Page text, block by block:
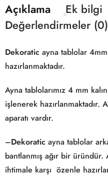
Açıklama
Ek bilgi
Değerlendirmeler (0)
Dekoratic ayna tablolar
hazırlanmaktadır.
Ayna tablolarımız 4 mm
işlenerek hazırlanmaktadır.
aparatı vardır.
–Dekoratic ayna tablolar
bantlanmış ağır bir üründür.
ihtimale karşı özenle